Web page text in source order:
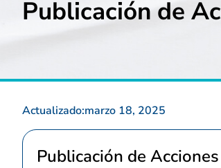
Publicación de
Actualizado:marzo 18, 2025
Publicación de